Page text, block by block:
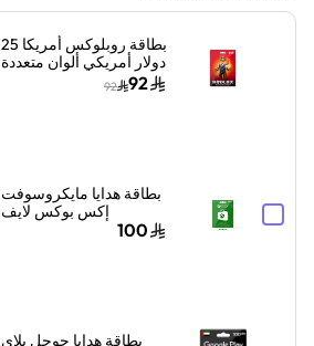
بطاقة روبلوكس أمريكا 25
دولار أمريكي ألوان متعددة
92
92
بطاقة هدايا مايكروسوفت
إكس بوكس لايف
100
بطاقة هدايا جوجل بلاي